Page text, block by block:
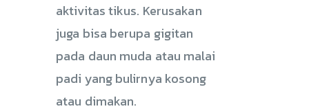
aktivitas tikus. Kerusakan
juga bisa berupa gigitan
pada daun muda atau malai
padi yang bulirnya kosong
atau dimakan.